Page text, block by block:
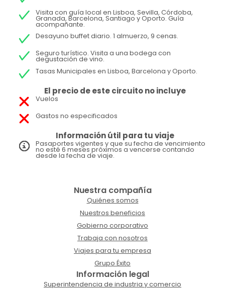
Visita con guía local en Lisboa, Sevilla, Córdoba,
Granada, Barcelona, Santiago y Oporto. Guía
acompañante.
Desayuno buffet diario. 1 almuerzo, 9 cenas.
Seguro turístico. Visita a una bodega con
degustación de vino.
Tasas Municipales en Lisboa, Barcelona y Oporto.
El precio de este circuito no incluye
Vuelos
Gastos no especificados
Información útil para tu viaje
Pasaportes vigentes y que su fecha de vencimiento
no esté 6 meses próximos a vencerse contando
desde la fecha de viaje.
Nuestra compañía
Quiénes somos
Nuestros beneficios
Gobierno corporativo
Trabaja con nosotros
Viajes para tu empresa
Grupo Éxito
Información legal
Superintendencia de industria y comercio